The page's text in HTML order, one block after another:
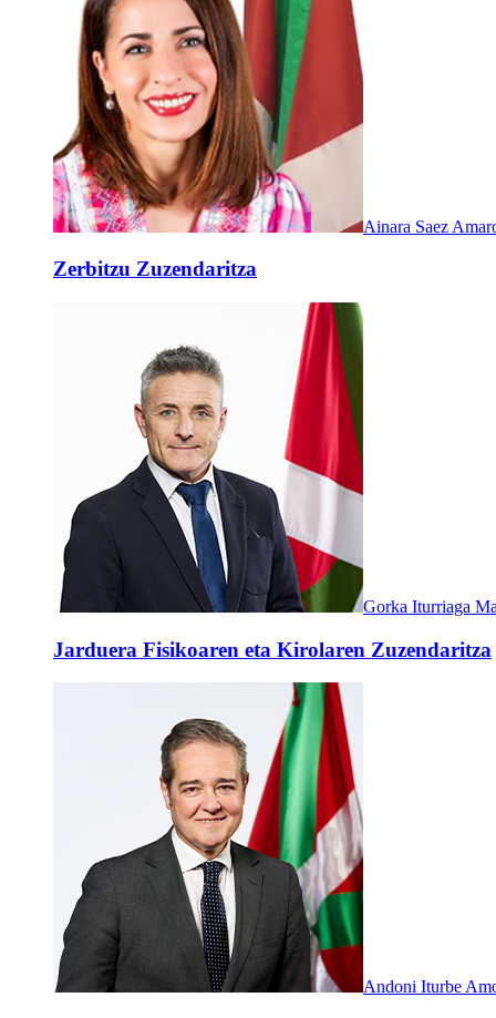
Ainara Saez
Zerbitzu Zuzendaritza
Gorka Iturriaga
Jarduera Fisikoaren eta Kirolaren Zuzendaritza
Andoni Iturbe